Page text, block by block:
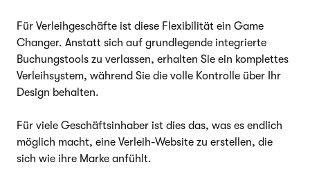
Für Verleihgeschäfte ist diese Flexibilität ein Game
Changer. Anstatt sich auf grundlegende integrierte
Buchungstools zu verlassen, erhalten Sie ein komplettes
Verleihsystem, während Sie die volle Kontrolle über Ihr
Design behalten.
Für viele Geschäftsinhaber ist dies das, was es endlich
möglich macht, eine Verleih-Website zu erstellen, die
sich wie ihre Marke anfühlt.